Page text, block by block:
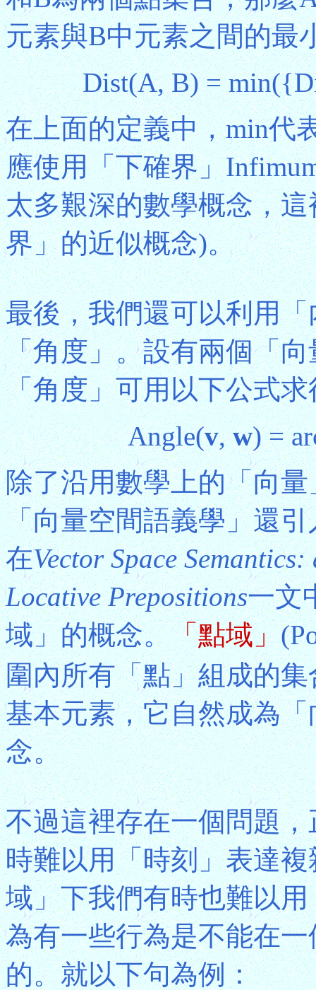
元素與B中元素之間的最
Dist(A, B) =
在上面的定義中，min代
應使用「下確界」
太多艱深的數學概念，
界」的近似概念)。
最後，我們還可以利用
「角度」。設有兩個「向
「角度」可用以下公式求
Angle(v,w) =
除了沿用數學上的「向
「向量空間語義學」還
在Vector Space
Locative Prepositions一文
域」的概念。「點域」
圍內所有「點」組成的
基本元素，它自然成為
念。
不過這裡存在一個問題
時難以用「時刻」表達
域」下我們有時也難以
為有一些行為是不能在
的。就以下句為例：